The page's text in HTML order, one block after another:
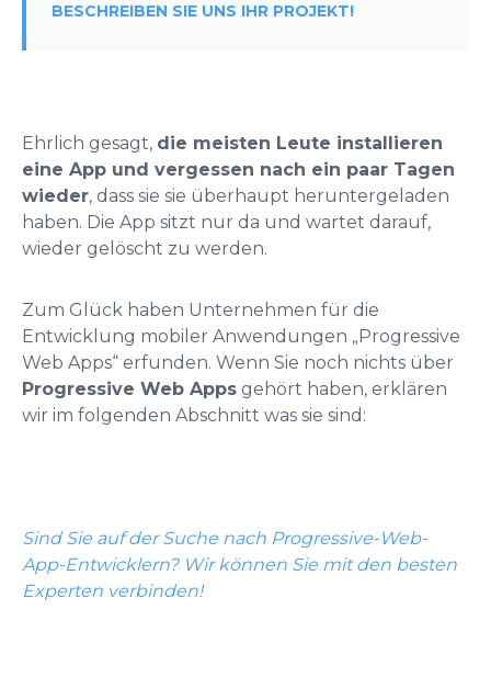
BESCHREIBEN SIE UNS IHR PROJEKT!
Ehrlich gesagt, die meisten Leute installieren
eine App und vergessen nach ein paar Tagen
wieder, dass sie sie überhaupt heruntergeladen
haben. Die App sitzt nur da und wartet darauf,
wieder gelöscht zu werden.
Zum Glück haben Unternehmen für die
Entwicklung mobiler Anwendungen „Progressive
Web Apps“ erfunden. Wenn Sie noch nichts über
Progressive Web Apps gehört haben, erklären
wir im folgenden Abschnitt was sie sind:
Sind Sie auf der Suche nach Progressive-Web-
App-Entwicklern? Wir können Sie mit den besten
Experten verbinden!